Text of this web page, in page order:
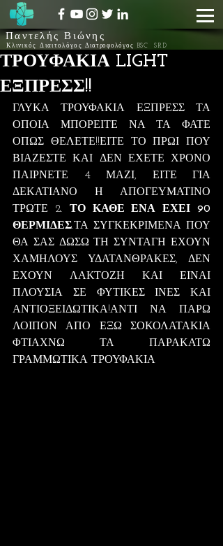
Παντελής Βιώνης
Κλινικός Διαιτολόγος Διατροφολόγος BSC SRD
ΤΡΟΥΦΑΚΙΑ LIGHT
ΕΞΠΡΕΣΣ!!
ΓΛΥΚΑ ΤΡΟΥΦΑΚΙΑ ΕΞΠΡΕΣΣ ΤΑ
ΟΠΟΙΑ ΜΠΟΡΕΙΤΕ ΝΑ ΤΑ ΦΑΤΕ
ΟΠΩΣ ΘΕΛΕΤΕ!!ΕΙΤΕ ΤΟ ΠΡΩΙ ΠΟΥ
ΒΙΑΖΕΣΤΕ ΚΑΙ ΔΕΝ ΕΧΕΤΕ ΧΡΟΝΟ
ΠΑΙΡΝΕΤΕ 4 ΜΑΖΙ, ΕΙΤΕ ΓΙΑ
ΔΕΚΑΤΙΑΝΟ Η ΑΠΟΓΕΥΜΑΤΙΝΟ
ΤΡΩΤΕ 2. ΤΟ ΚΑΘΕ ΕΝΑ ΕΧΕΙ 90
ΘΕΡΜΙΔΕΣ.ΤΑ ΣΥΓΚΕΚΡΙΜΕΝΑ ΠΟΥ
ΘΑ ΣΑΣ ΔΩΣΩ ΤΗ ΣΥΝΤΑΓΗ ΕΧΟΥΝ
ΧΑΜΗΛΟΥΣ ΥΔΑΤΑΝΘΡΑΚΕΣ, ΔΕΝ
ΕΧΟΥΝ ΛΑΚΤΟΖΗ ΚΑΙ ΕΙΝΑΙ
ΠΛΟΥΣΙΑ ΣΕ ΦΥΤΙΚΕΣ ΙΝΕΣ ΚΑΙ
ΑΝΤΙΟΞΕΙΔΩΤΙΚΑ!ΑΝΤΙ ΝΑ ΠΑΡΩ
ΛΟΙΠΟΝ ΑΠΟ ΕΞΩ ΣΟΚΟΛΑΤΑΚΙΑ
ΦΤΙΑΧΝΩ ΤΑ ΠΑΡΑΚΑΤΩ
ΓΡΑΜΜΩΤΙΚΑ ΤΡΟΥΦΑΚΙΑ